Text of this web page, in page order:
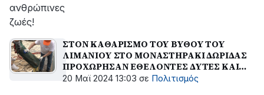
ανθρώπινες
ζωές!
ΣΤΟΝ ΚΑΘΑΡΙΣΜΟ ΤΟΥ ΒΥΘΟΥ ΤΟΥ
ΛΙΜΑΝΙΟΥ ΣΤΟ ΜΟΝΑΣΤΗΡΑΚΙ ΔΩΡΙΔΑΣ
ΠΡΟΧΩΡΗΣΑΝ ΕΘΕΛΟΝΤΕΣ ΔΥΤΕΣ ΚΑΙ
ΚΑΤΟΙΚΟΙ ΤΗΣ ΠΕΡΙΟΧΗΣ
20 Μαϊ 2024 13:03 σε Πολιτισμός